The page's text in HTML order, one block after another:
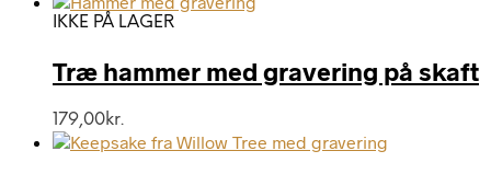
IKKE PÅ LAGER
Træ hammer med gravering på skaft
179,00kr.